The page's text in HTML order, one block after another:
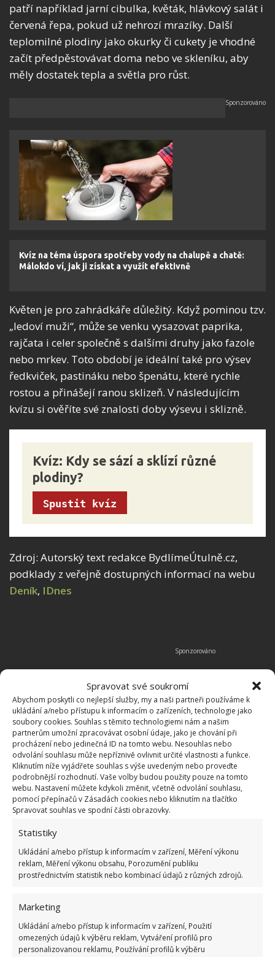
Spravovat své soukromí
Abychom poskytli co nejlepší služby, my a naši partneři používáme k
ukládání a/nebo přístupu k informacím o zařízeních, technologie jako
soubory cookies. Souhlas s těmito technologiemi nám a našim
partnerům umožní zpracovávat osobní údaje, jako je chování při
procházení nebo jedinečná ID na tomto webu. Nesouhlas nebo
odvolání souhlasu může nepříznivě ovlivnit určité vlastnosti a funkce.
Kliknutím níže vyjádřete souhlas s výše uvedeným nebo proveďte
podrobnější rozhodnutí. Vaše volby budou použity pouze na tomto
webu. Nastavení můžete kdykoli změnit, včetně odvolání souhlasu,
pomocí přepínačů v Zásadách cookies nebo kliknutím na tlačítko
Spravovat souhlas ve spodní části obrazovky.
Statistiky
Ukládání a/nebo přístup k informacím v zařízení, Měření výkonu
reklam, Měření výkonu obsahu, Porozumění publiku
prostřednictvím statistik nebo kombinací údajů z různých zdrojů.
Marketing
Ukládání a/nebo přístup k informacím v zařízení, Použití
omezených údajů k výběru reklam, Vytváření profilů pro
personalizovanou reklamu, Používání profilů k výběru
patří například jarní cibulka, květák, hlávkový salát i
červená řepa, pokud už nehrozí mrazíky. Další
teplomilné plodiny jako okurky či cukety je vhodné
začít předpěstovávat doma nebo ve skleníku, aby
měly dostatek tepla a světla pro růst.
Kvíz na téma úspora spotřeby vody na chalupě a chatě:
Málokdo ví, jak ji získat a využít efektivně
Květen je pro zahrádkáře důležitý. Když pominou tzv.
„ledoví muži“, může se venku vysazovat paprika,
rajčata i celer společně s dalšími druhy jako fazole
nebo mrkev. Toto období je ideální také pro výsev
ředkviček, pastináku nebo špenátu, které rychle
rostou a přinášejí ranou sklizeň. V následujícím
kvízu si ověříte své znalosti doby výsevu i sklizně.
Kvíz: Kdy se sází a sklízí různé
plodiny?
Spustit kvíz
Zdroj: Autorský text redakce BydlímeÚtulně.cz,
podklady z veřejně dostupných informací na webu
Deník, IDnes
SÁZENÍ SKLIZEŇ ZAHRADNIČENÍ
KOMENTOVAT